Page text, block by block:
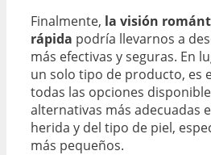
Finalmente, la visión
rápida podría llevarnos a
más efectivas y seguras. En
un solo tipo de producto, es
todas las opciones
alternativas más adecuadas
herida y del tipo de piel,
más pequeños.